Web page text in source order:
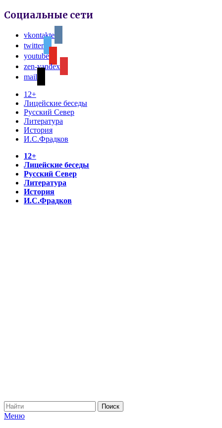
Социальные сети
vkontakte
twitter
youtube
zen-yandex
mail
12+
Лицейские беседы
Русский Север
Литература
История
И.С.Фрадков
12+
Лицейские беседы
Русский Север
Литература
История
И.С.Фрадков
Меню